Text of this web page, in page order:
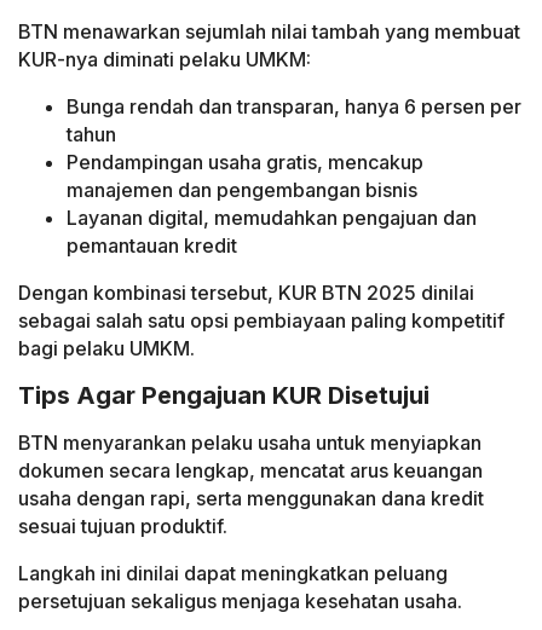
BTN menawarkan sejumlah nilai tambah yang membuat
KUR-nya diminati pelaku UMKM:
Bunga rendah dan transparan, hanya 6 persen per
tahun
Pendampingan usaha gratis, mencakup
manajemen dan pengembangan bisnis
Layanan digital, memudahkan pengajuan dan
pemantauan kredit
Dengan kombinasi tersebut, KUR BTN 2025 dinilai
sebagai salah satu opsi pembiayaan paling kompetitif
bagi pelaku UMKM.
Tips Agar Pengajuan KUR Disetujui
BTN menyarankan pelaku usaha untuk menyiapkan
dokumen secara lengkap, mencatat arus keuangan
usaha dengan rapi, serta menggunakan dana kredit
sesuai tujuan produktif.
Langkah ini dinilai dapat meningkatkan peluang
persetujuan sekaligus menjaga kesehatan usaha.